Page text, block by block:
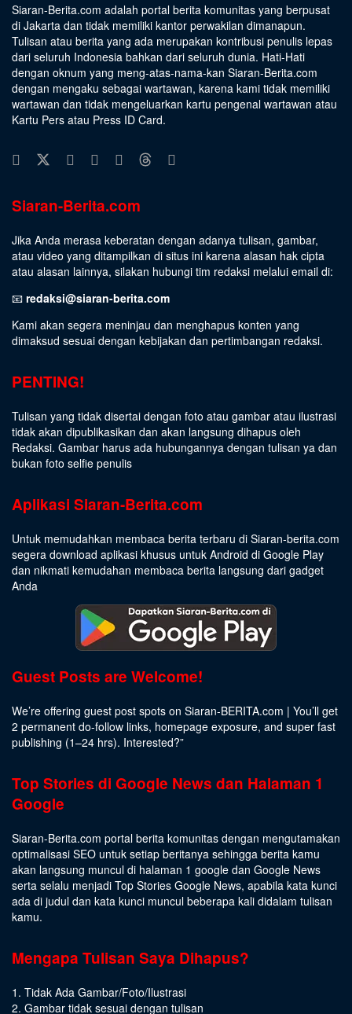
Siaran-Berita.com adalah portal berita komunitas yang berpusat
di Jakarta dan tidak memiliki kantor perwakilan dimanapun.
Tulisan atau berita yang ada merupakan kontribusi penulis lepas
dari seluruh Indonesia bahkan dari seluruh dunia. Hati-Hati
dengan oknum yang meng-atas-nama-kan Siaran-Berita.com
dengan mengaku sebagai wartawan, karena kami tidak memiliki
wartawan dan tidak mengeluarkan kartu pengenal wartawan atau
Kartu Pers atau Press ID Card.
Siaran-Berita.com
Jika Anda merasa keberatan dengan adanya tulisan, gambar,
atau video yang ditampilkan di situs ini karena alasan hak cipta
atau alasan lainnya, silakan hubungi tim redaksi melalui email di:
📧 redaksi@siaran-berita.com
Kami akan segera meninjau dan menghapus konten yang
dimaksud sesuai dengan kebijakan dan pertimbangan redaksi.
PENTING!
Tulisan yang tidak disertai dengan foto atau gambar atau ilustrasi
tidak akan dipublikasikan dan akan langsung dihapus oleh
Redaksi. Gambar harus ada hubungannya dengan tulisan ya dan
bukan foto selfie penulis
Aplikasi Siaran-Berita.com
Untuk memudahkan membaca berita terbaru di Siaran-berita.com
segera download aplikasi khusus untuk Android di Google Play
dan nikmati kemudahan membaca berita langsung dari gadget
Anda
Guest Posts are Welcome!
We’re offering guest post spots on Siaran-BERITA.com | You’ll get
2 permanent do-follow links, homepage exposure, and super fast
publishing (1–24 hrs). Interested?”
Top Stories di Google News dan Halaman 1
Google
Siaran-Berita.com portal berita komunitas dengan mengutamakan
optimalisasi SEO untuk setiap beritanya sehingga berita kamu
akan langsung muncul di halaman 1 google dan Google News
serta selalu menjadi Top Stories Google News, apabila kata kunci
ada di judul dan kata kunci muncul beberapa kali didalam tulisan
kamu.
Mengapa Tulisan Saya Dihapus?
1. Tidak Ada Gambar/Foto/Ilustrasi
2. Gambar tidak sesuai dengan tulisan